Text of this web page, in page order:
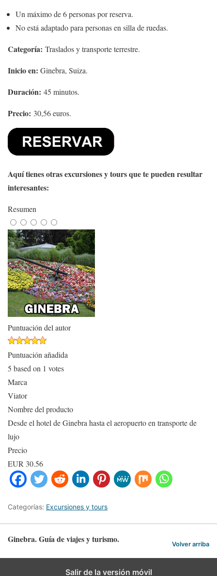
Un máximo de 6 personas por reserva.
No está adaptado para personas en silla de ruedas.
Categoría: Traslados y transporte terrestre.
Inicio en: Ginebra, Suiza.
Duración: 45 minutos.
Precio: 30,56 euros.
Aquí tienes otras excursiones y tours que te pueden resultar
interesantes:
Resumen
Puntuación del autor
Puntuación añadida
5 based on 1 votes
Marca
Viator
Nombre del producto
Desde el hotel de Ginebra hasta el aeropuerto en transporte de
lujo
Precio
EUR 30.56
Categorías: Excursiones y tours
Ginebra. Guía de viajes y turismo. Volver arriba
Salir de la versión móvil